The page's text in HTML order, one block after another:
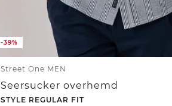
-39%
Street One MEN
Seersucker overhemd
STYLE REGULAR FIT